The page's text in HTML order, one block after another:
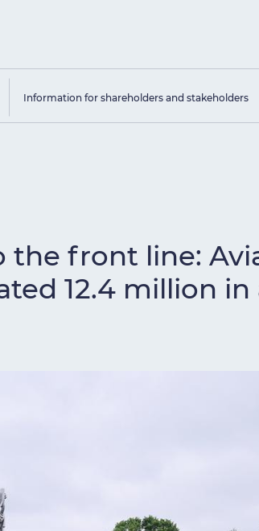
Information for shareholders and stakeholders
the front line:
12.4 million